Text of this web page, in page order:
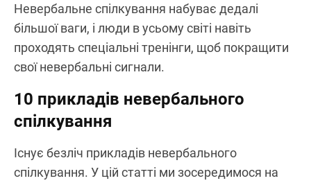
Невербальне спілкування набуває дедалі
більшої ваги, і люди в усьому світі навіть
проходять спеціальні тренінги, щоб покращити
свої невербальні сигнали.
10 прикладів невербального
спілкування
Існує безліч прикладів невербального
спілкування. У цій статті ми зосередимося на